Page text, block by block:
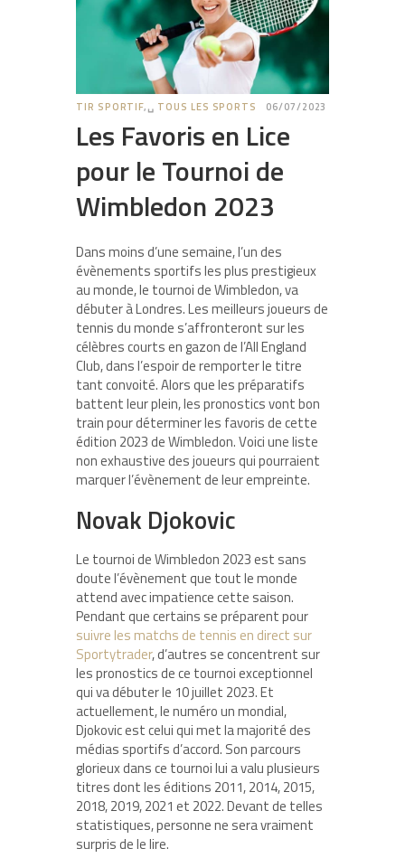
TIR SPORTIF,␣ TOUS LES SPORTS 06/07/2023
Les Favoris en Lice
pour le Tournoi de
Wimbledon 2023
Dans moins d’une semaine, l’un des
évènements sportifs les plus prestigieux
au monde, le tournoi de Wimbledon, va
débuter à Londres. Les meilleurs joueurs de
tennis du monde s’affronteront sur les
célèbres courts en gazon de l’All England
Club, dans l’espoir de remporter le titre
tant convoité. Alors que les préparatifs
battent leur plein, les pronostics vont bon
train pour déterminer les favoris de cette
édition 2023 de Wimbledon. Voici une liste
non exhaustive des joueurs qui pourraient
marquer l’évènement de leur empreinte.
Novak Djokovic
Le tournoi de Wimbledon 2023 est sans
doute l’évènement que tout le monde
attend avec impatience cette saison.
Pendant que certains se préparent pour
suivre les matchs de tennis en direct sur
Sportytrader, d’autres se concentrent sur
les pronostics de ce tournoi exceptionnel
qui va débuter le 10 juillet 2023. Et
actuellement, le numéro un mondial,
Djokovic est celui qui met la majorité des
médias sportifs d’accord. Son parcours
glorieux dans ce tournoi lui a valu plusieurs
titres dont les éditions 2011, 2014, 2015,
2018, 2019, 2021 et 2022. Devant de telles
statistiques, personne ne sera vraiment
surpris de le lire.